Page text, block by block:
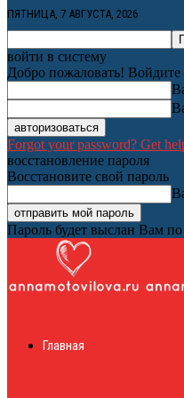
ПЯТНИЦА, 7 АВГУСТА, 2026
войти в систему
Добро пожаловать!
Forgot your password? Get
восстановление пароля
Восстановите свой пароль
Пароль будет выслан Вам
Главная